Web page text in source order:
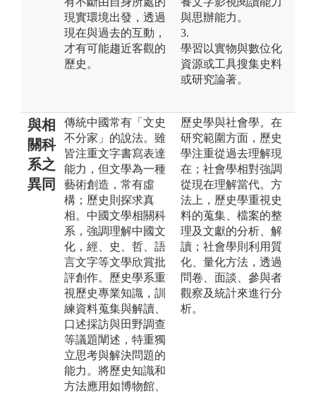
現實環境出發，透過
現在與過去的互動，
才有可能趨近客觀的
歷史。
與思辦能力。
3.
學習以實物與數位化
資源或工具搜集史料
或研究論著。
與相
關科
系之
異同
傳統中國常有「文史
不分家」的說法。雖
皆注重文字書寫表達
能力，但文學為一種
藝術創造，常有虛
構；歷史則探求真
相。中國文學相關科
系，強調理解中國文
化，經、史、哲、語
言文字等文學欣賞批
評創作。歷史學系重
視歷史專業知識，訓
練資料蒐集與解讀、
口述採訪與田野調查
等議題闡述，特重獨
立思考與解決問題的
能力。將歷史知識和
方法應用如博物館、
歷史學與社會學。在
研究範圍方面，歷史
學注重從過去理解現
在；社會學相對強調
從現在理解當代。方
法上，歷史學重視史
料的蒐集、檔案的整
理及文獻的分析、解
讀；社會學則利用質
化、量化方法，透過
問卷、面談、參與者
觀察及統計來進行分
析。